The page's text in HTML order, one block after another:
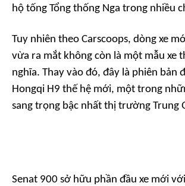
hộ tống Tổng thống Nga trong nhiều
Tuy nhiên theo Carscoops, dòng xe
vừa ra mắt không còn là một mẫu xe
nghĩa. Thay vào đó, đây là phiên bản
Hongqi H9 thế hệ mới, một trong
sang trọng bậc nhất thị trường Trung
Senat 900 sở hữu phần đầu xe mới